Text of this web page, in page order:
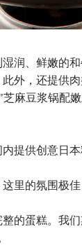
润、鲜嫩的
外，还提供
麻豆浆锅配
提供创意日
里的氛围极
的蛋糕。我们